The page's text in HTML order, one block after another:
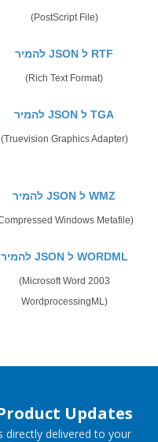
(PostScript File)
להמיר JSON ל RTF
(Rich Text Format)
להמיר JSON ל TGA
(Truevision Graphics Adapter)
להמיר JSON ל WMZ
Windows Metafile)
להמיר JSON ל WORDML
(Microsoft Word 2003
WordprocessingML)
Updates
delivered to your